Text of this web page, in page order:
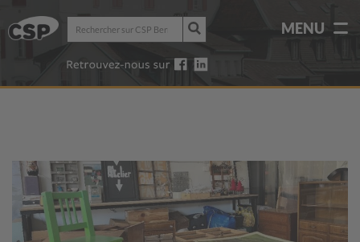
Rechercher
sur
CSP
Berne-
Jura
Rechercher
CSP
Berne-
MENU